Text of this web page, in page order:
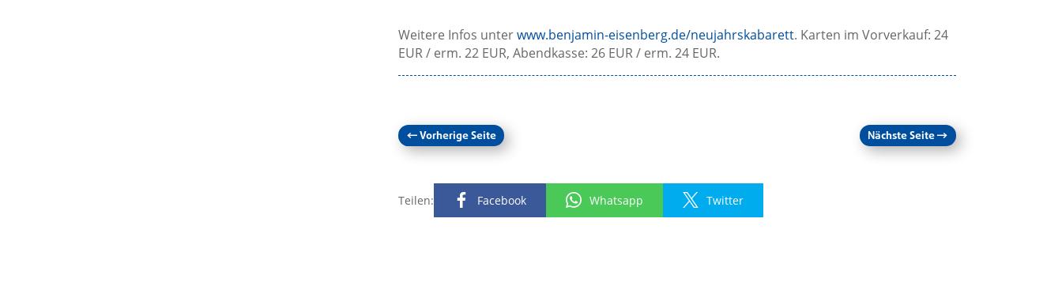
Weitere Infos unterwww.benjamin-eisenberg.de/neujahrskabarett. Karten im Vorverkauf: 24
EUR / erm. 22 EUR, Abendkasse: 26 EUR / erm. 24 EUR.
←Vorherige Seite Nächste Seite→
Teilen: Facebook Whatsapp Twitter